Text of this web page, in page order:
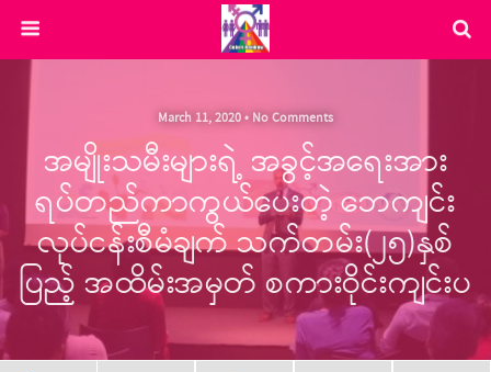
March 11, 2020 • No Comments
အမျိုးသမီးများရဲ့ အခွင့်အရေးအား
ရပ်တည်ကာကွယ်ပေးတဲ့ ဘေကျင်း
လုပ်ငန်းစီမံချက် သက်တမ်း(၂၅)နှစ်
ပြည့် အထိမ်းအမှတ် စကားဝိုင်းကျင်းပ